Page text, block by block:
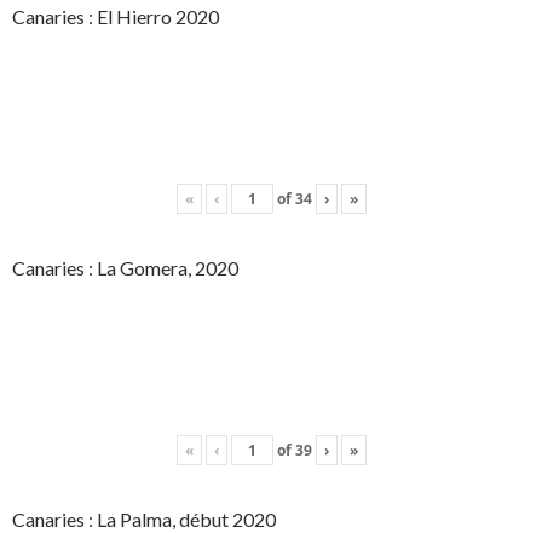
Canaries : El Hierro 2020
« ‹ of34 › »
Canaries : La Gomera, 2020
« ‹ of39 › »
Canaries : La Palma, début 2020